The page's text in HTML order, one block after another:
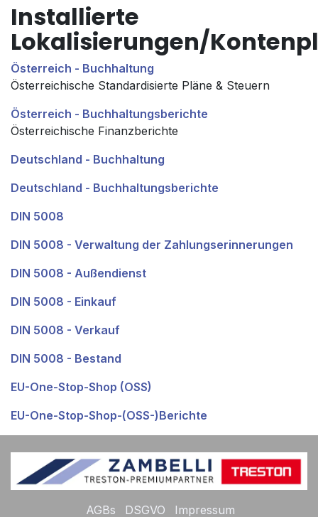
Installierte
Lokalisierungen/
Österreich - Buchhaltung
Österreichische Standardisierte Pläne & Steuern
Österreich - Buchhaltungsberichte
Österreichische Finanzberichte
Deutschland - Buchhaltung
Deutschland - Buchhaltungsberichte
DIN 5008
DIN 5008 - Verwaltung der Zahlungserinnerungen
DIN 5008 - Außendienst
DIN 5008 - Einkauf
DIN 5008 - Verkauf
DIN 5008 - Bestand
EU-One-Stop-Shop (OSS)
EU-One-Stop-Shop-(OSS-)Berichte
AGBs DSGVO Impressum